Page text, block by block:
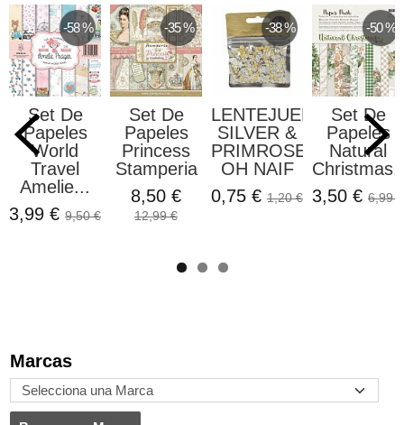
Marcas
-58 %
Set De
Papeles
World
Travel
Amelie...
3,99 € 9,50 €
-35 %
Set De
Papeles
Princess
Stamperia
8,50 €
12,99 €
-38 %
LENTEJUELAS
SILVER &
PRIMROSE
OH NAIF
0,75 € 1,20 €
-50 %
Set De
Papeles
Natural
3,50 € 6,99 €